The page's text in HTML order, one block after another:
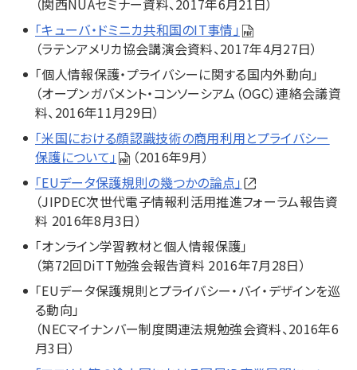
（関西NUAセミナー資料、2017年6月21日）
「キューバ・ドミニカ共和国のIT事情」
（ラテンアメリカ協会講演会資料、2017年4月27日）
「個人情報保護・プライバシーに関する国内外動向」
（オープンガバメント・コンソーシアム（OGC）連絡会議資
料、2016年11月29日）
「米国における顔認識技術の商用利用とプライバシー
保護について」
（2016年9月）
「EUデータ保護規則の幾つかの論点」
（JIPDEC次世代電子情報利活用推進フォーラム報告資
料 2016年8月3日）
「オンライン学習教材と個人情報保護」
（第72回DiTT勉強会報告資料 2016年7月28日）
「EUデータ保護規則とプライバシー・バイ・デザインを巡
る動向」
（NECマイナンバー制度関連法規勉強会資料、2016年6
月3日）